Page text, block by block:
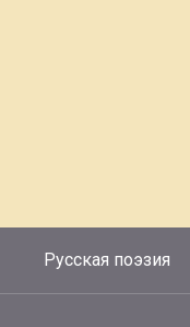
Русская поэзия